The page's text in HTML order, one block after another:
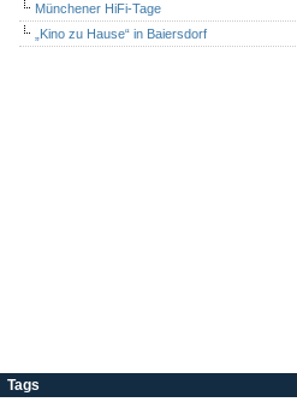
Münchener HiFi-Tage
„Kino zu Hause“ in Baiersdorf
Tags